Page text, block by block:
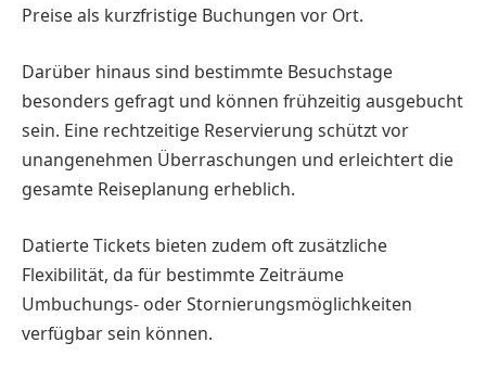
Preise als kurzfristige Buchungen vor Ort.
Darüber hinaus sind bestimmte Besuchstage
besonders gefragt und können frühzeitig ausgebucht
sein. Eine rechtzeitige Reservierung schützt vor
unangenehmen Überraschungen und erleichtert die
gesamte Reiseplanung erheblich.
Datierte Tickets bieten zudem oft zusätzliche
Flexibilität, da für bestimmte Zeiträume
Umbuchungs- oder Stornierungsmöglichkeiten
verfügbar sein können.